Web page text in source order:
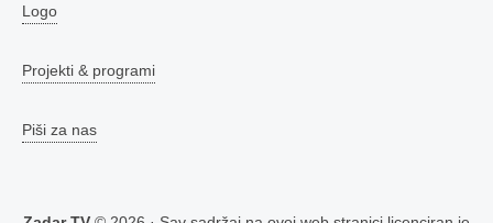
Logo
Projekti & programi
Piši za nas